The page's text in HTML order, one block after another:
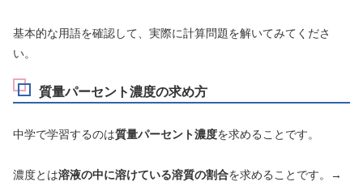
基本的な用語を確認して、実際に計算問題を解いてみてくださ
い。
質量パーセント濃度の求め方
中学で学習するのは質量パーセント濃度を求めることです。
濃度とは溶液の中に溶けている溶質の割合を求めることです。→